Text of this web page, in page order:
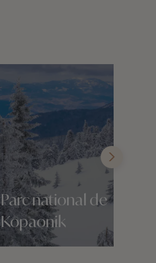
Parc national de
Kopaonik